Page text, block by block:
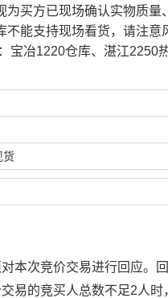
为买方已现场确认实物质
不能支持现场看货，请注
宝冶1220仓库、湛江2250
货
本次竞价交易进行回应。
易的竞买人总数不足2人